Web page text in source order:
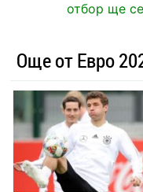
отбор ще
Още от Евро